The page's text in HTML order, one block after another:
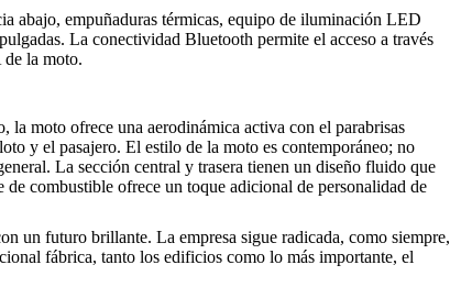
abajo, empuñaduras térmicas, equipo de iluminación LED
La conectividad Bluetooth permite el acceso a través
la moto.
moto ofrece una aerodinámica activa con el parabrisas
y el pasajero. El estilo de la moto es contemporáneo; no
La sección central y trasera tienen un diseño fluido que
combustible ofrece un toque adicional de personalidad de
un futuro brillante. La empresa sigue radicada, como siempre,
fábrica, tanto los edificios como lo más importante, el